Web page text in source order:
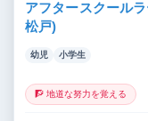
アフタースクール
松戸)
幼児 小学生
🧗 地道な努力を覚える